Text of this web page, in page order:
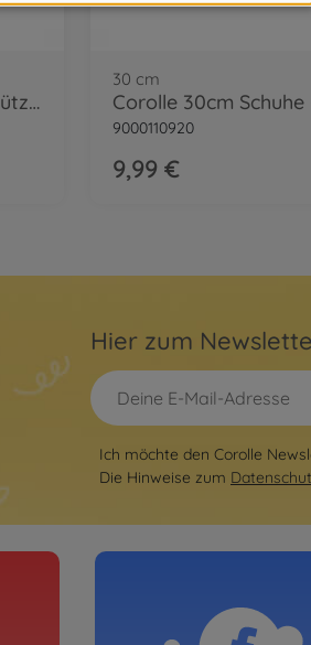
Corolle 30cm Pyjama+Mütze, Pink
30 cm
Corolle 30cm
9000110920
9,99 €
Hier zum
Ich möchte den Corolle
Die Hinweise zum